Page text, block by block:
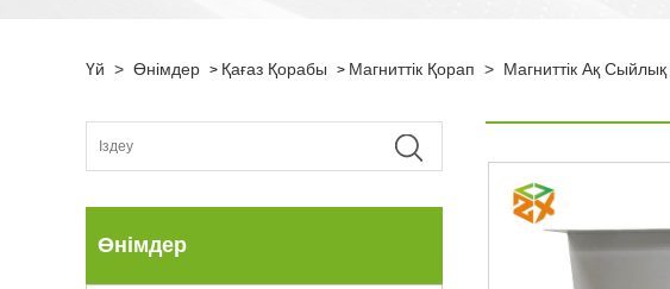
Үй > Өнімдер > Қағаз Қорабы > Магниттік Қорап > Магниттік Ақ
Өнімдер